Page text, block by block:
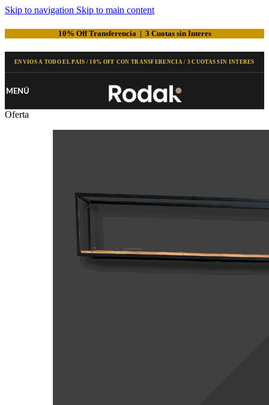
Skip to navigation Skip to main content
10% Off Transferencia | 3 Cuotas sin Interes
MENÚ
Oferta